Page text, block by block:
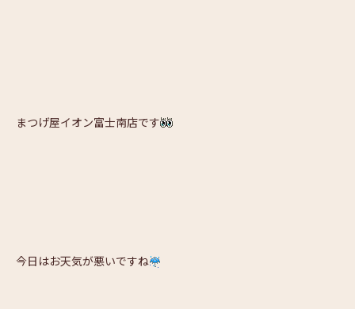
まつげ屋イオン富士南店です
今日はお天気が悪いですね